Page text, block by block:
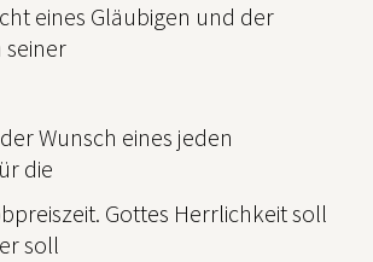
eines Gläubigen und der
seiner
Wunsch eines jeden
die
Gottes Herrlichkeit soll
soll